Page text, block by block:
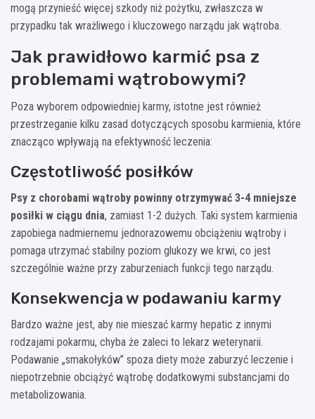
mogą przynieść więcej szkody niż pożytku, zwłaszcza w
przypadku tak wrażliwego i kluczowego narządu jak wątroba.
Jak prawidłowo karmić psa z
problemami wątrobowymi?
Poza wyborem odpowiedniej karmy, istotne jest również
przestrzeganie kilku zasad dotyczących sposobu karmienia, które
znacząco wpływają na efektywność leczenia:
Częstotliwość posiłków
Psy z chorobami wątroby powinny otrzymywać 3-4 mniejsze
posiłki w ciągu dnia, zamiast 1-2 dużych. Taki system karmienia
zapobiega nadmiernemu jednorazowemu obciążeniu wątroby i
pomaga utrzymać stabilny poziom glukozy we krwi, co jest
szczególnie ważne przy zaburzeniach funkcji tego narządu.
Konsekwencja w podawaniu karmy
Bardzo ważne jest, aby nie mieszać karmy hepatic z innymi
rodzajami pokarmu, chyba że zaleci to lekarz weterynarii.
Podawanie „smakołyków” spoza diety może zaburzyć leczenie i
niepotrzebnie obciążyć wątrobę dodatkowymi substancjami do
metabolizowania.